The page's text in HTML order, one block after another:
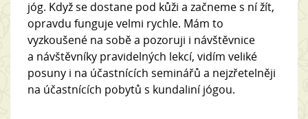
jóg. Když se dostane pod kůži a začneme s ní žít,
opravdu funguje velmi rychle. Mám to
vyzkoušené na sobě a pozoruji i návštěvnice
a návštěvníky pravidelných lekcí, vidím veliké
posuny i na účastnících seminářů a nejzřetelněji
na účastnících pobytů s kundaliní jógou.